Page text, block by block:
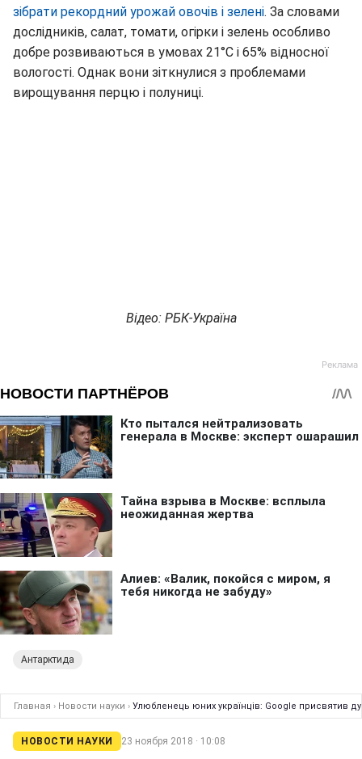
зібрати рекордний урожай овочів і зелені. За словами
дослідників, салат, томати, огірки і зелень особливо
добре розвиваються в умовах 21°C і 65% відносної
вологості. Однак вони зіткнулися з проблемами
вирощування перцю і полуниці.
Відео: РБК-Україна
Антарктида
Главная › Новости науки › Улюбленець юних українців: Google присвятив
НОВОСТИ НАУКИ 23 ноября 2018 · 10:08